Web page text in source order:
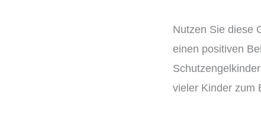
Nutzen Sie diese
einen positiven
vieler Kinder zum